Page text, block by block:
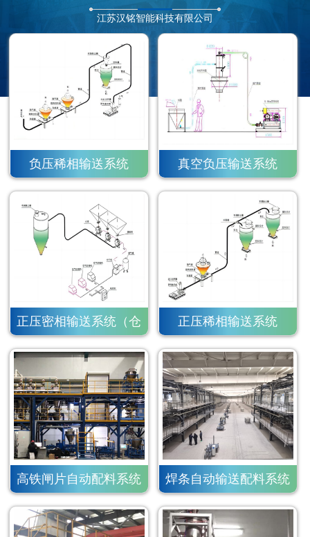
江苏汉铭智能科技有限公司
负压稀相输送系统 真空负压输送系统
正压密相输送系统（仓
泵）
正压稀相输送系统
高铁闸片自动配料系统 焊条自动输送配料系统